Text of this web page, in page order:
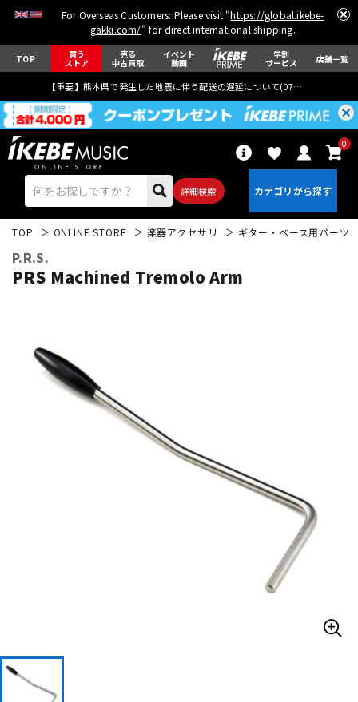
For Overseas Customers: Please visit "https://global.ikebe-
gakki.com/" for direct international shipping.
TOP 買う
ストア
売る
中古買取
イベント
動画
学割
サービス 店舗一覧
【重要】熊本県で発生した地震に伴う配送の遅延について(07月29日
詳細検索
0
ベース
電子ピアノ
TOP ONLINE STORE 楽器アクセサリ ギター・ベース用パーツ
P.R.S.
PRS Machined Tremolo Arm